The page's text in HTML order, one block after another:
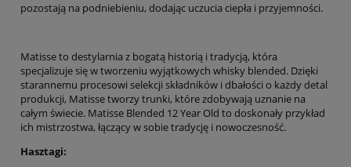
pozostają na podniebieniu, dodając uczucia ciepła i przyjemności.
Matisse to destylarnia z bogatą historią i tradycją, która
specjalizuje się w tworzeniu wyjątkowych whisky blended. Dzięki
starannemu procesowi selekcji składników i dbałości o każdy detal
produkcji, Matisse tworzy trunki, które zdobywają uznanie na
całym świecie. Matisse Blended 12 Year Old to doskonały przykład
ich mistrzostwa, łączący w sobie tradycję i nowoczesność.
Hasztagi: